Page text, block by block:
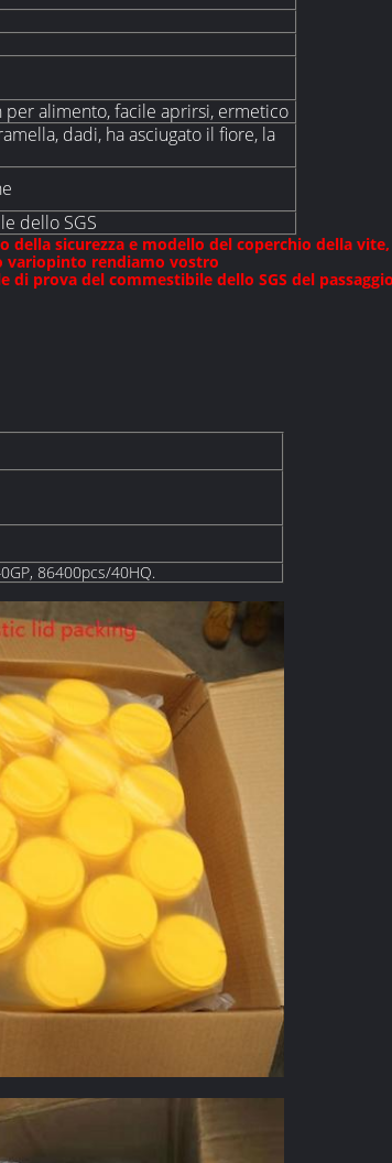
alimento, facile aprirsi, ermetico
dadi, ha asciugato il fiore, la
dello SGS
della sicurezza e modello del coperchio della
variopinto rendiamo vostro
prova del commestibile dello SGS del
86400pcs/40HQ.